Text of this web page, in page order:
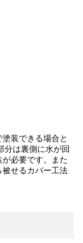
装できる場合と
分は裏側に水が回
必要です。また
せるカバー工法